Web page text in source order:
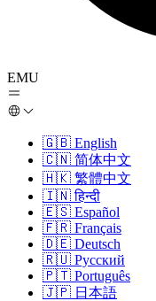
EMU
🇬🇧 English
🇨🇳 简体中文
🇭🇰 繁體中文
🇮🇳 हिन्दी
🇪🇸 Español
🇫🇷 Français
🇩🇪 Deutsch
🇷🇺 Русский
🇵🇹 Português
🇯🇵 日本語